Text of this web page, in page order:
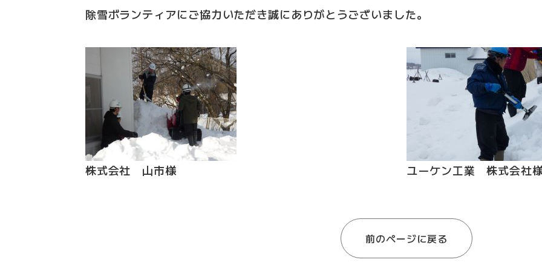
除雪ボランティアにご協力いただき誠にありがとうございました。
株式会社 山市様 ユーケン工業 株式会社
前のページに戻る